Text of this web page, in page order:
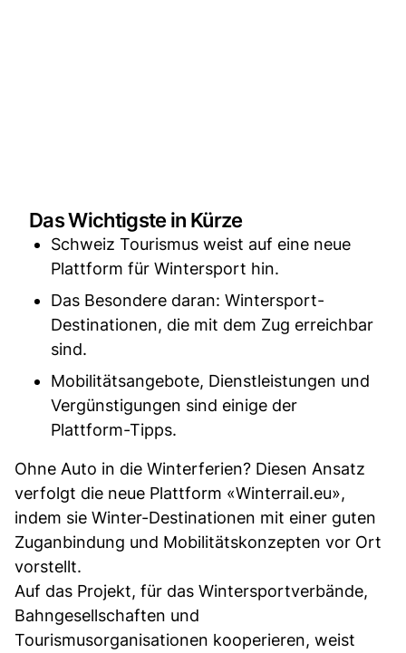
Das Wichtigste in Kürze
Schweiz Tourismus weist auf eine neue
Plattform für Wintersport hin.
Das Besondere daran: Wintersport-
Destinationen, die mit dem Zug erreichbar
sind.
Mobilitätsangebote, Dienstleistungen und
Vergünstigungen sind einige der
Plattform-Tipps.
Ohne Auto in die Winterferien? Diesen Ansatz
verfolgt die neue Plattform «Winterrail.eu»,
indem sie Winter-Destinationen mit einer guten
Zuganbindung und Mobilitätskonzepten vor Ort
vorstellt.
Auf das Projekt, für das Wintersportverbände,
Bahngesellschaften und
Tourismusorganisationen kooperieren, weist